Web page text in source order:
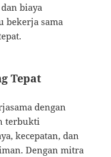
biaya
bekerja sama
Tepat
dengan
terbukti
kecepatan, dan
Dengan mitra